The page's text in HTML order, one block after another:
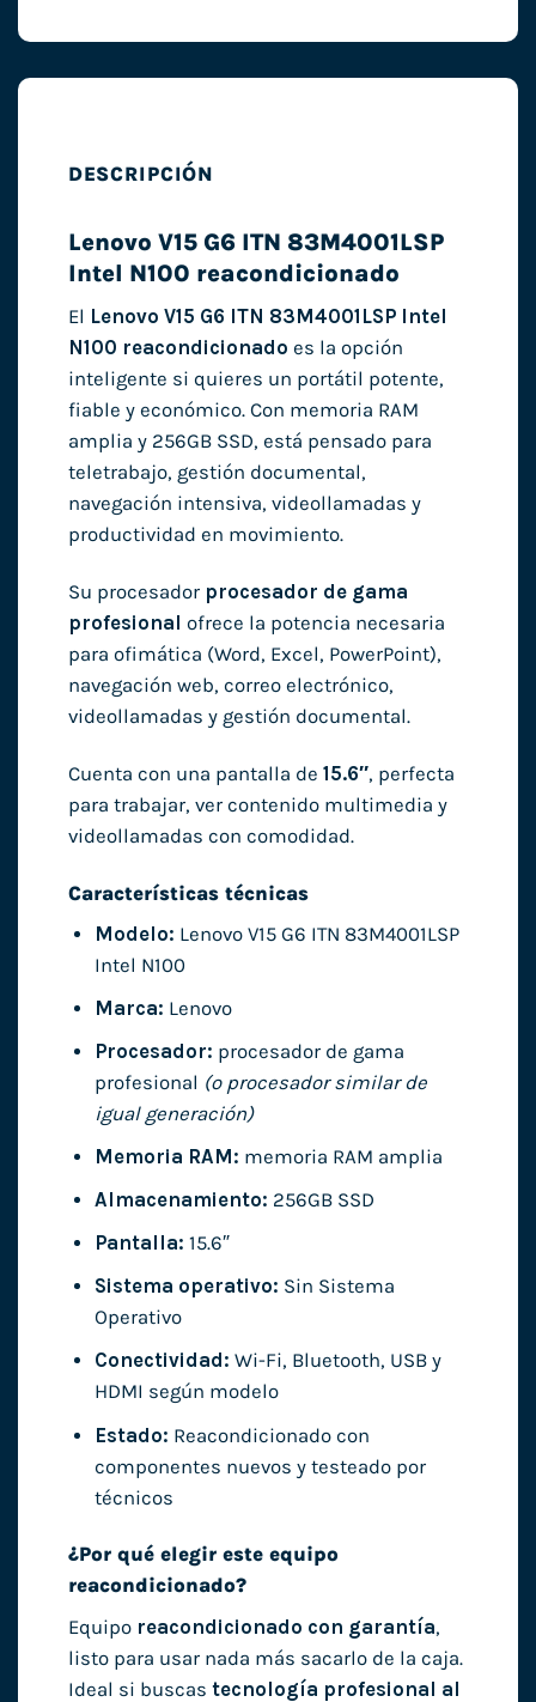
DESCRIPCIÓN
Lenovo V15 G6 ITN 83M4001LSP
Intel N100 reacondicionado
El Lenovo V15 G6 ITN 83M4001LSP Intel
N100 reacondicionado es la opción
inteligente si quieres un portátil potente,
fiable y económico. Con memoria RAM
amplia y 256GB SSD, está pensado para
teletrabajo, gestión documental,
navegación intensiva, videollamadas y
productividad en movimiento.
Su procesador procesador de gama
profesional ofrece la potencia necesaria
para ofimática (Word, Excel, PowerPoint),
navegación web, correo electrónico,
videollamadas y gestión documental.
Cuenta con una pantalla de 15.6″, perfecta
para trabajar, ver contenido multimedia y
videollamadas con comodidad.
Características técnicas
Modelo: Lenovo V15 G6 ITN 83M4001LSP
Intel N100
Marca: Lenovo
Procesador: procesador de gama
profesional (o procesador similar de
igual generación)
Memoria RAM: memoria RAM amplia
Almacenamiento: 256GB SSD
Pantalla: 15.6″
Sistema operativo: Sin Sistema
Operativo
Conectividad: Wi-Fi, Bluetooth, USB y
HDMI según modelo
Estado: Reacondicionado con
componentes nuevos y testeado por
técnicos
¿Por qué elegir este equipo
reacondicionado?
Equipo reacondicionado con garantía,
listo para usar nada más sacarlo de la caja.
Ideal si buscas tecnología profesional al